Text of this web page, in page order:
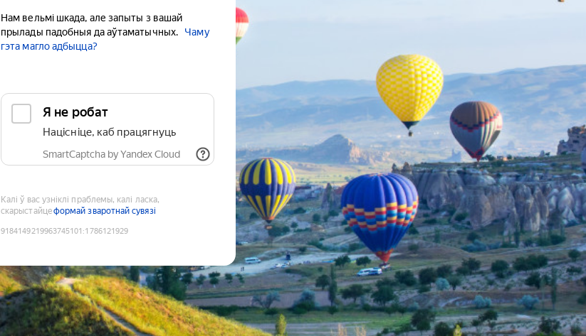
Нам вельмі шкада, але запыты з вашай
прылады падобныя да аўтаматычных.
Чаму
гэта магло адбыцца?
Я не робат
Націсніце, каб працягнуць
SmartCaptcha by Yandex Cloud
Калі ў вас узніклі праблемы, калі ласка,
скарыстайцеформай зваротнай сувязі
9184149219963745101 :1786121929